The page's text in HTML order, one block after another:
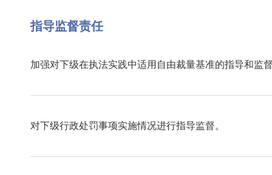
指导监督责任
加强对下级在执法实践中适用自由裁量基准的指导和监
对下级行政处罚事项实施情况进行指导监督。